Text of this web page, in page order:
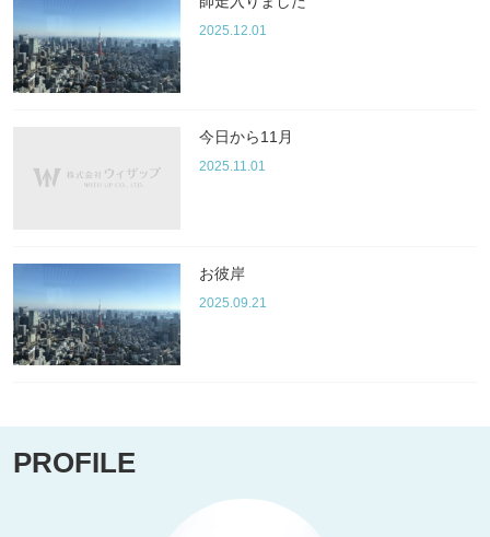
2025.12.01
今日から11月
2025.11.01
お彼岸
2025.09.21
PROFILE